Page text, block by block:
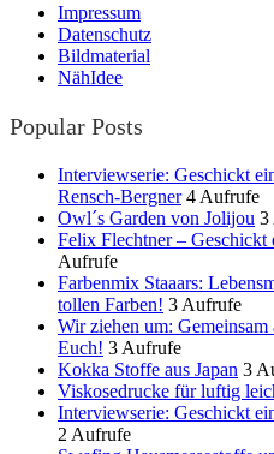
Impressum
Datenschutz
Bildmaterial
NähIdee
Popular Posts
Interviewserie: Geschickt
Rensch-Bergner 4 Aufrufe
Owl´s Garden von Jolijou 3
Felix Flechtner – Geschickt
Aufrufe
Farbenmix Staaars:
tollen Farben! 3 Aufrufe
Wir ziehen um:
Euch! 3 Aufrufe
Kokka Stoffe aus Japan 3
Viskosedrucke für luftig
Interviewserie: Geschickt
2 Aufrufe